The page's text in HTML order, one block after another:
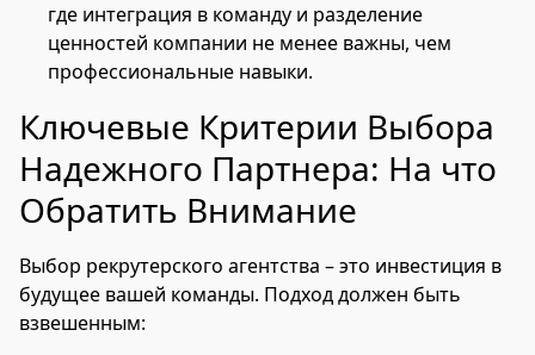
где интеграция в команду и разделение
ценностей компании не менее важны, чем
профессиональные навыки.
Ключевые Критерии Выбора
Надежного Партнера: На что
Обратить Внимание
Выбор рекрутерского агентства – это инвестиция в
будущее вашей команды. Подход должен быть
взвешенным: